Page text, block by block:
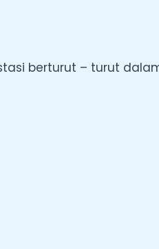
berturut – turut